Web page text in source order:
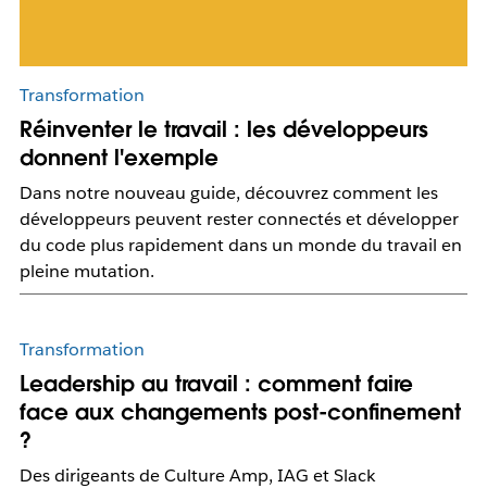
Transformation
Réinventer le travail : les développeurs
donnent l'exemple
Dans notre nouveau guide, découvrez comment les
développeurs peuvent rester connectés et développer
du code plus rapidement dans un monde du travail en
pleine mutation.
Transformation
Leadership au travail : comment faire
face aux changements post-confinement
?
Des dirigeants de Culture Amp, IAG et Slack